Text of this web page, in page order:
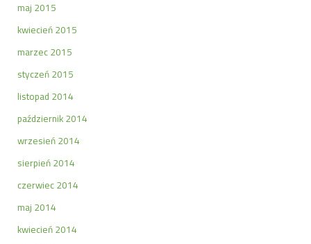
maj 2015
kwiecień 2015
marzec 2015
styczeń 2015
listopad 2014
październik 2014
wrzesień 2014
sierpień 2014
czerwiec 2014
maj 2014
kwiecień 2014